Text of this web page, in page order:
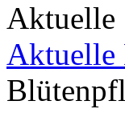
Aktuelle
Aktuelle